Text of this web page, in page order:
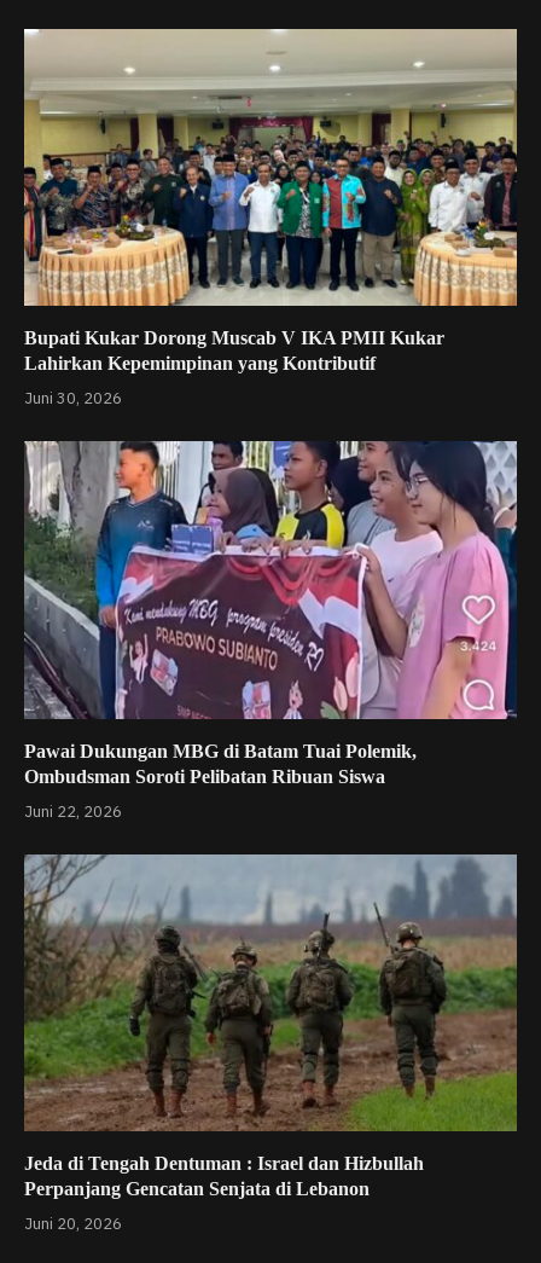
Bupati Kukar Dorong Muscab V IKA PMII Kukar
Lahirkan Kepemimpinan yang Kontributif
Juni 30, 2026
Pawai Dukungan MBG di Batam Tuai Polemik,
Ombudsman Soroti Pelibatan Ribuan Siswa
Juni 22, 2026
Jeda di Tengah Dentuman : Israel dan Hizbullah
Perpanjang Gencatan Senjata di Lebanon
Juni 20, 2026